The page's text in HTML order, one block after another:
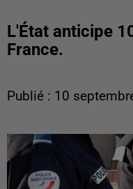
L'État anticipe
France.
Publié : 10